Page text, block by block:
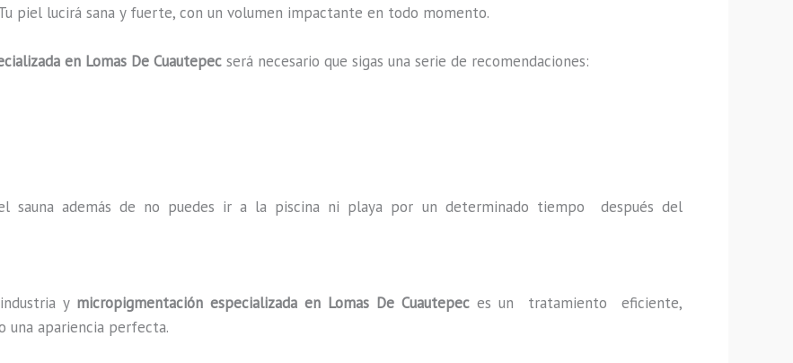
piel lucirá sana y fuerte, con un volumen impactante en todo momento.
en Lomas De Cuautepec será necesario que sigas una serie de recomendaciones:
sauna además de no puedes ir a la piscina ni playa por un determinado tiempo después del
y micropigmentación especializada en Lomas De Cuautepec es un tratamiento eficiente,
una apariencia perfecta.